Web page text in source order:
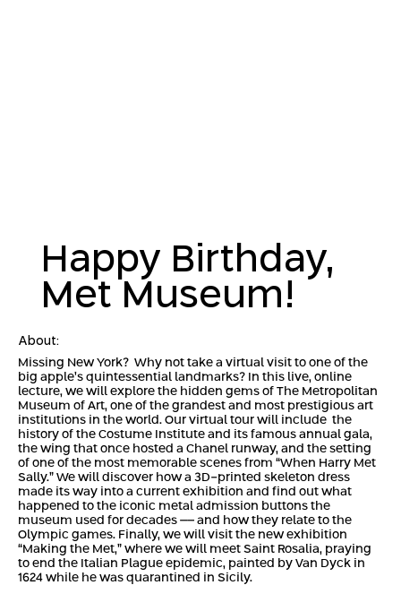
Happy Birthday,
Met Museum!
About:
Missing New York? Why not take a virtual visit to one of the
big apple’s quintessential landmarks? In this live, online
lecture, we will explore the hidden gems of The Metropolitan
Museum of Art, one of the grandest and most prestigious art
institutions in the world. Our virtual tour will include the
history of the Costume Institute and its famous annual gala,
the wing that once hosted a Chanel runway, and the setting
of one of the most memorable scenes from “When Harry Met
Sally.” We will discover how a 3D-printed skeleton dress
made its way into a current exhibition and find out what
happened to the iconic metal admission buttons the
museum used for decades –– and how they relate to the
Olympic games. Finally, we will visit the new exhibition
“Making the Met,” where we will meet Saint Rosalia, praying
to end the Italian Plague epidemic, painted by Van Dyck in
1624 while he was quarantined in Sicily.